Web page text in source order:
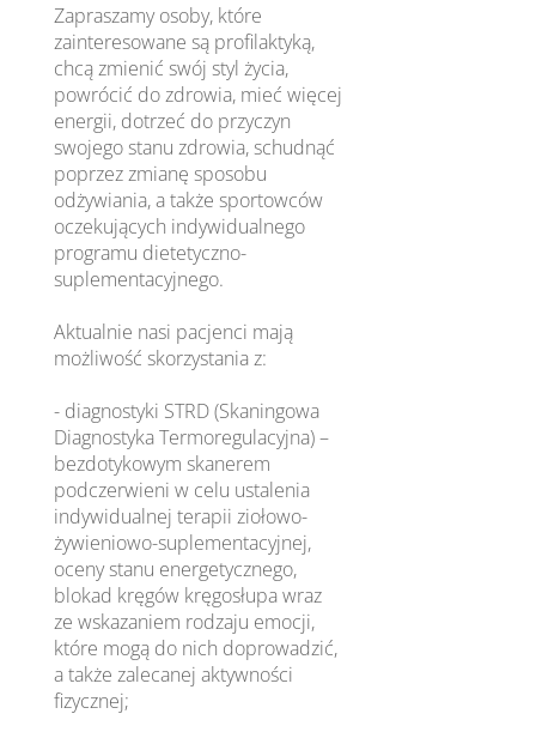
Zapraszamy osoby, które
zainteresowane są profilaktyką,
chcą zmienić swój styl życia,
powrócić do zdrowia, mieć więcej
energii, dotrzeć do przyczyn
swojego stanu zdrowia, schudnąć
poprzez zmianę sposobu
odżywiania, a także sportowców
oczekujących indywidualnego
programu dietetyczno-
suplementacyjnego.
Aktualnie nasi pacjenci mają
możliwość skorzystania z:
- diagnostyki STRD (Skaningowa
Diagnostyka Termoregulacyjna) –
bezdotykowym skanerem
podczerwieni w celu ustalenia
indywidualnej terapii ziołowo-
żywieniowo-suplementacyjnej,
oceny stanu energetycznego,
blokad kręgów kręgosłupa wraz
ze wskazaniem rodzaju emocji,
które mogą do nich doprowadzić,
a także zalecanej aktywności
fizycznej;